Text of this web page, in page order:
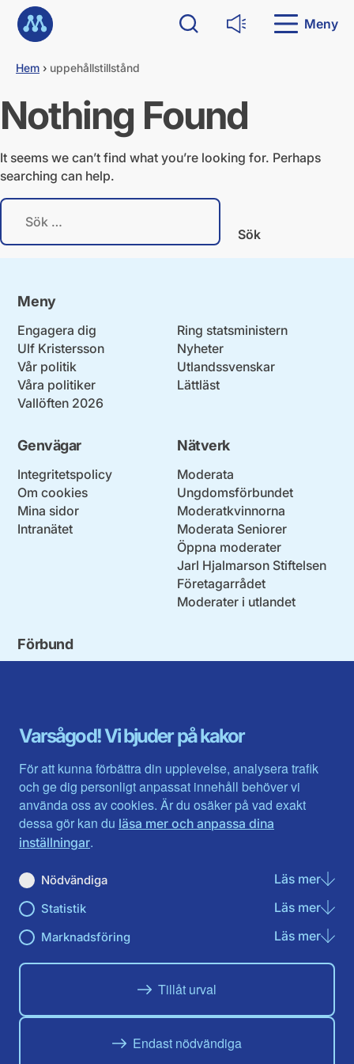
Varsågod! Vi bjuder på kakor
För att kunna förbättra din upplevelse, analysera trafik
och ge dig personligt anpassat innehåll behöver vi
använda oss av cookies. Är du osäker på vad exakt
dessa gör kan du läsa mer och anpassa dina
inställningar.
Nödvändiga Läs merom
Statistik Läs merom
Marknadsföring Läs merom
Tillåt urval
Endast nödvändiga
k
t
i
l
l
i
e
Sök
Läs upp Meny
Hem › uppehållstillstånd
Nothing Found
It seems we can’t find what you’re looking for. Perhaps
searching can help.
S
k
Meny
Engagera dig
Ulf Kristersson
Vår politik
Våra politiker
Vallöften 2026
Ring statsministern
Nyheter
Utlandssvenskar
Lättläst
Genvägar
Integritetspolicy
Om cookies
Mina sidor
Intranätet
Nätverk
Moderata
Ungdomsförbundet
Moderatkvinnorna
Moderata Seniorer
Öppna moderater
Jarl Hjalmarson Stiftelsen
Företagarrådet
Moderater i utlandet
Förbund
Gävleborg
Halland
Jämtlands län
Jönköpings län
Kalmar län
Kronobergs län
Norrbotten
Skåne län
Värmlands län
Västerbotten
Västra Götaland
Västernorrland
Västmanland
Örebro län
Östergötland
Du hittar oss här på sociala medier
Facebook
Instagram